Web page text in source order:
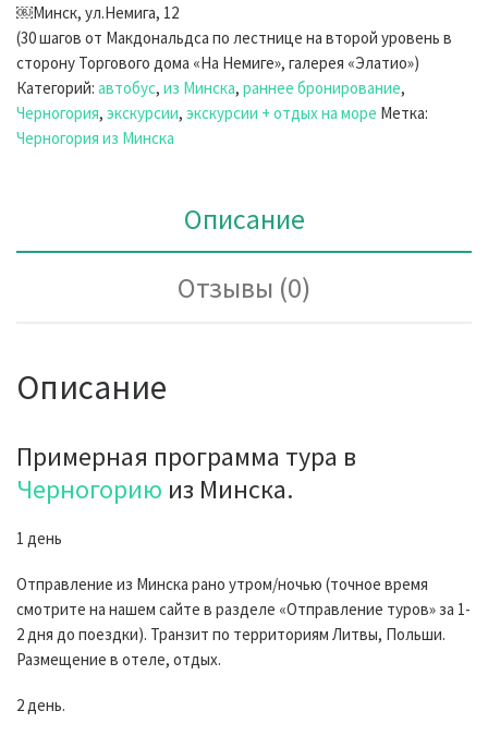
￼Минск, ул.Немига, 12
(30 шагов от Макдональдса по лестнице на второй уровень в
сторону Торгового дома «На Немиге», галерея «Элатио»)
Категорий: автобус, из Минска, раннее бронирование,
Черногория, экскурсии, экскурсии + отдых на море Метка:
Черногория из Минска
Описание
Отзывы (0)
Описание
Примерная программа тура в
Черногорию из Минска.
1 день
Отправление из Минска рано утром/ночью (точное время
смотрите на нашем сайте в разделе «Отправление туров» за 1-
2 дня до поездки). Транзит по территориям Литвы, Польши.
Размещение в отеле, отдых.
2 день.